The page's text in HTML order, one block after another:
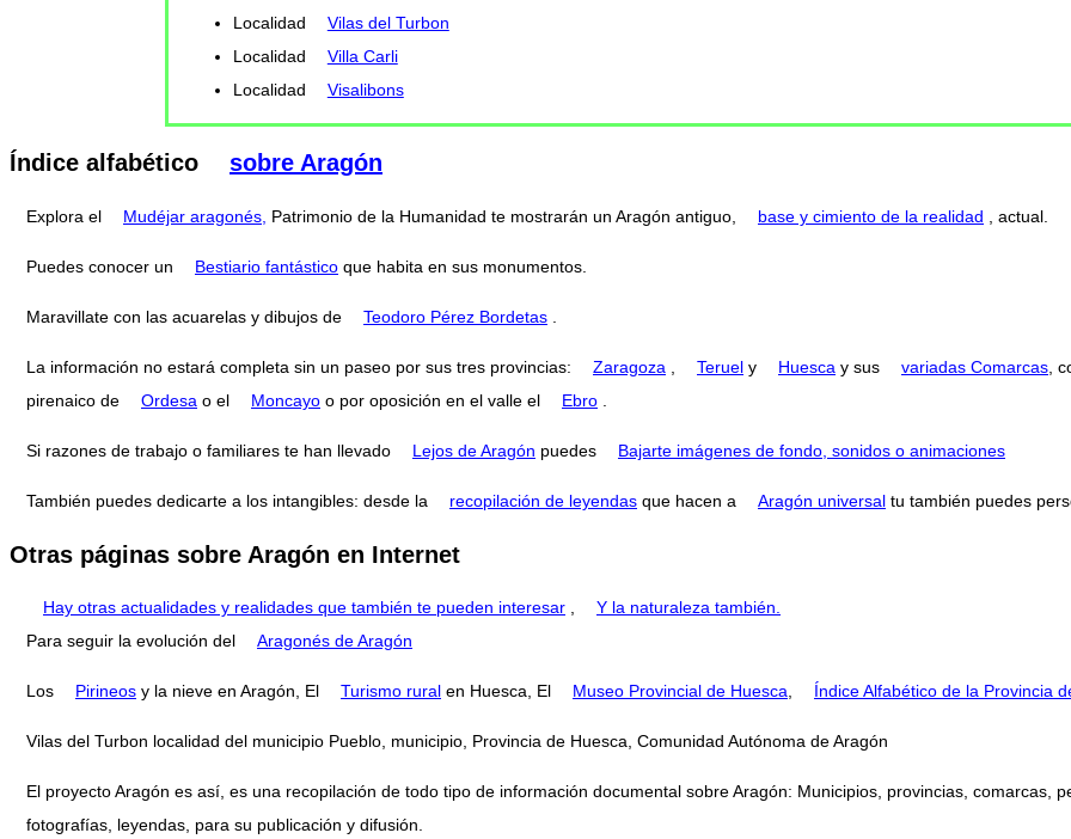
Localidad
Vilas del Turbon
Localidad
Villa Carli
Localidad
Visalibons
Índice alfabético sobre Aragón
Explora el Mudéjar aragonés, Patrimonio de la Humanidad te mostrarán un Aragón antiguo, base y cimiento de la realidad , actual.
Puedes conocer un Bestiario fantástico que habita en sus monumentos.
Maravillate con las acuarelas y dibujos de Teodoro Pérez Bordetas
La información no estará completa sin un paseo por sus tres provincias: Zaragoza Teruel y Huesca y sus variadas Comarcas ,
pirenaico de
Ordesa o el Moncayo o por oposición en el valle el Ebro
Si razones de trabajo o familiares te han llevado Lejos de Aragón puedes Bajarte imágenes de fondo, sonidos o animaciones
También puedes dedicarte a los intangibles: desde la recopilación de leyendas que hacen a Aragón universal tu también puedes
Otras páginas sobre Aragón en Internet
Hay otras actualidades y realidades que también te pueden interesar ,
Y la naturaleza también.
Para seguir la evolución del
Aragonés de Aragón
Los Pirineos y la nieve en Aragón, El Turismo rural en Huesca, El Museo Provincial de Huesca, Índice Alfabético de la Provincia
Vilas del Turbon localidad del municipio Pueblo, municipio, Provincia de Huesca, Comunidad Autónoma de Aragón
El proyecto Aragón es así, es una recopilación de todo tipo de información documental sobre Aragón: Municipios, provincias, comarcas,
fotografías, leyendas, para su publicación y difusión.